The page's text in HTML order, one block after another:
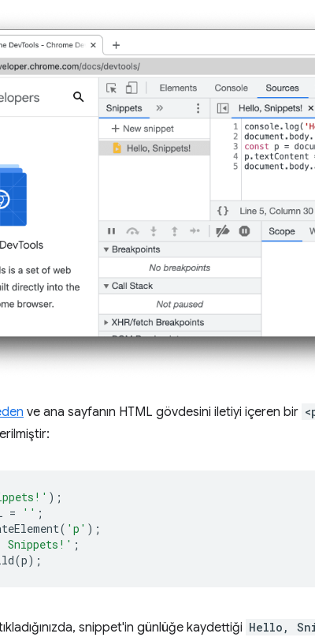
ve ana sayfanın HTML gövdesini iletiyi içeren bir
);
= '' ;
( 'p' );
Snippets!' ;
(p);
snippet'in günlüğe kaydettiği Hello,